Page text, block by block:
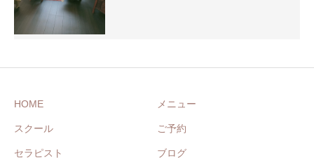
HOME メニュー
スクール ご予約
セラピスト ブログ